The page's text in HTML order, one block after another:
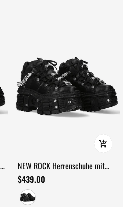
NEW ROCK Herrenschuhe mit
Ketten und Fledermausflügel-
Details
$439.00